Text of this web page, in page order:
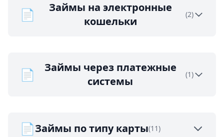
📄
Займы на электронные
кошельки
(2)
📄
Займы через платежные
системы
(1)
📄Займы по типу карты(11)